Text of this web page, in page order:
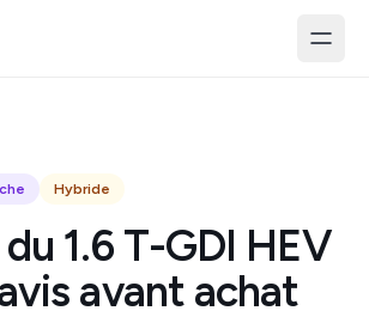
Hybride
1.6 T-GDI HEV
avant achat